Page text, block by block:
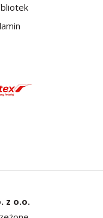
z o.o.